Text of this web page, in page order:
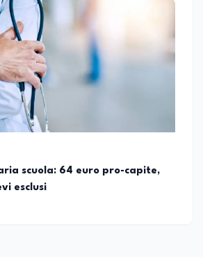
scuola: 64 euro pro-capite,
esclusi